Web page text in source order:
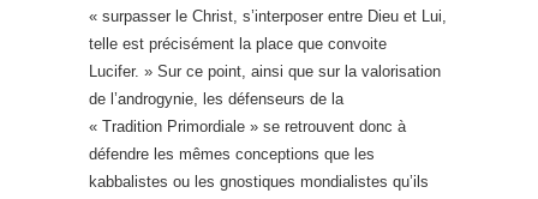
« surpasser le Christ, s’interposer entre Dieu et Lui,
telle est précisément la place que convoite
Lucifer. » Sur ce point, ainsi que sur la valorisation
de l’androgynie, les défenseurs de la
« Tradition Primordiale » se retrouvent donc à
défendre les mêmes conceptions que les
kabbalistes ou les gnostiques mondialistes qu’ils